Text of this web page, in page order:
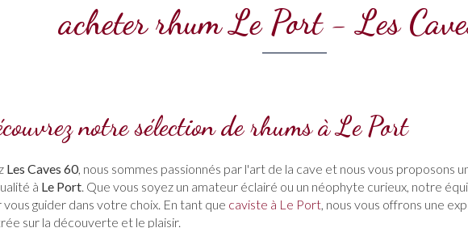
acheter rhum Le Port - Les
notre sélection de rhums à Le Port
Les Caves 60, nous sommes passionnés par l'art de la cave et nous vous proposons
à Le Port. Que vous soyez un amateur éclairé ou un néophyte curieux, notre
vous guider dans votre choix. En tant que caviste à Le Port, nous vous offrons une
sur la découverte et le plaisir.